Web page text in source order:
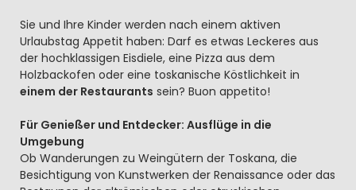
Sie und Ihre Kinder werden nach einem aktiven
Urlaubstag Appetit haben: Darf es etwas Leckeres aus
der hochklassigen Eisdiele, eine Pizza aus dem
Holzbackofen oder eine toskanische Köstlichkeit in
einem der Restaurants sein? Buon appetito!
Für Genießer und Entdecker: Ausflüge in die
Umgebung
Ob Wanderungen zu Weingütern der Toskana, die
Besichtigung von Kunstwerken der Renaissance oder das